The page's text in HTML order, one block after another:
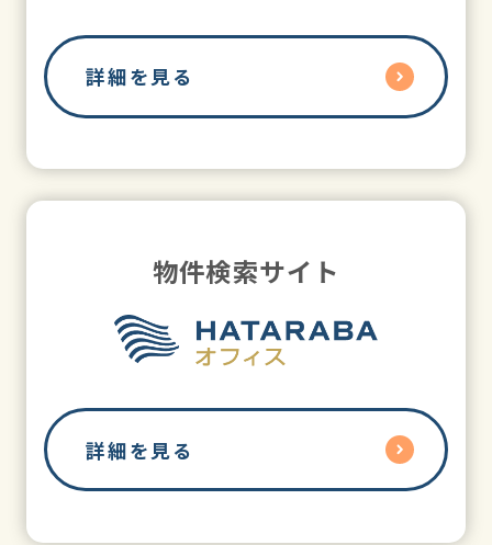
詳細を見る
物件検索サイト
詳細を見る